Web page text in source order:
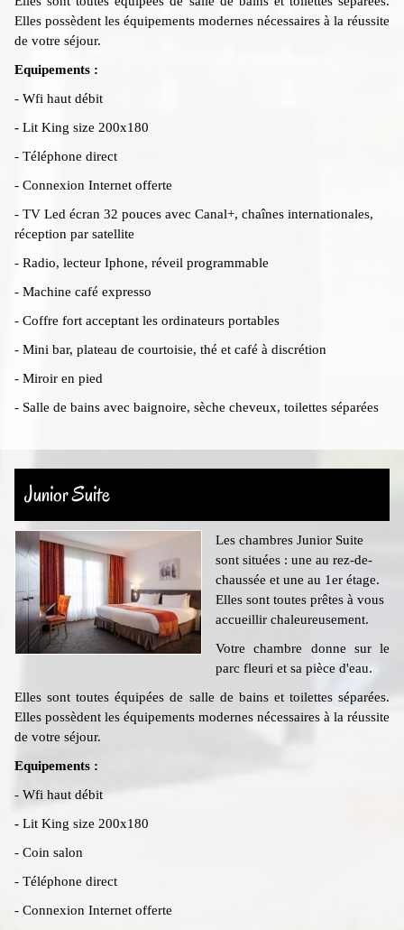
Elles possèdent les équipements modernes nécessaires à la réussite
de votre séjour.
Equipements :
- Wfi haut débit
- Lit King size 200x180
- Téléphone direct
- Connexion Internet offerte
- TV Led écran 32 pouces avec Canal+, chaînes internationales,
réception par satellite
- Radio, lecteur Iphone, réveil programmable
- Machine café expresso
- Coffre fort acceptant les ordinateurs portables
- Mini bar, plateau de courtoisie, thé et café à discrétion
- Miroir en pied
- Salle de bains avec baignoire, sèche cheveux, toilettes séparées
Junior Suite
Les chambres Junior Suite
sont situées : une au rez-de-
chaussée et une au 1er étage.
Elles sont toutes prêtes à vous
accueillir chaleureusement.
Votre chambre donne sur le
parc fleuri et sa pièce d'eau.
Elles sont toutes équipées de salle de bains et toilettes séparées.
Elles possèdent les équipements modernes nécessaires à la réussite
de votre séjour.
Equipements :
- Wfi haut débit
- Lit King size 200x180
- Coin salon
- Téléphone direct
- Connexion Internet offerte